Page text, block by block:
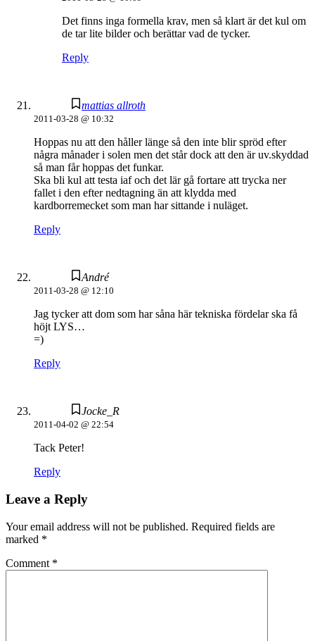
Det finns inga formella krav, men så klart är det kul om
de tar lite bilder och berättar vad de tycker.
Reply
mattias allroth
2011-03-28 @ 10:32
Hoppas nu att den håller länge så den inte blir spröd efter
några månader i solen men det står dock att den är uv.skyddad
så man får hoppas det funkar.
Ska bli kul att testa iaf och det lär gå fortare att trycka ner
fallet i den efter nedtagning än att klydda med
kardborremecket som man har sittande i nuläget.
Reply
André
2011-03-28 @ 12:10
Jag tycker att dom som har såna här tekniska fördelar ska få
höjt LYS…
=)
Reply
Jocke_R
2011-04-02 @ 22:54
Tack Peter!
Reply
Leave a Reply
Your email address will not be published. Required fields are
marked *
Comment *